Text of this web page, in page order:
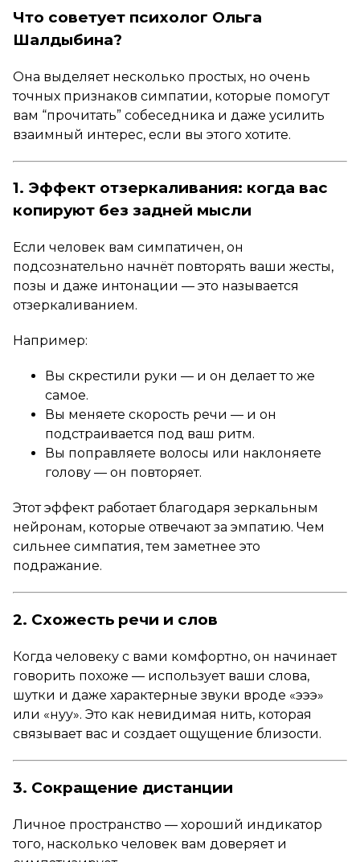
Что советует психолог Ольга
Шалдыбина?
Она выделяет несколько простых, но очень
точных признаков симпатии, которые помогут
вам “прочитать” собеседника и даже усилить
взаимный интерес, если вы этого хотите.
1. Эффект отзеркаливания: когда вас
копируют без задней мысли
Если человек вам симпатичен, он
подсознательно начнёт повторять ваши жесты,
позы и даже интонации — это называется
отзеркаливанием.
Например:
Вы скрестили руки — и он делает то же
самое.
Вы меняете скорость речи — и он
подстраивается под ваш ритм.
Вы поправляете волосы или наклоняете
голову — он повторяет.
Этот эффект работает благодаря зеркальным
нейронам, которые отвечают за эмпатию. Чем
сильнее симпатия, тем заметнее это
подражание.
2. Схожесть речи и слов
Когда человеку с вами комфортно, он начинает
говорить похоже — использует ваши слова,
шутки и даже характерные звуки вроде «эээ»
или «нуу». Это как невидимая нить, которая
связывает вас и создает ощущение близости.
3. Сокращение дистанции
Личное пространство — хороший индикатор
того, насколько человек вам доверяет и